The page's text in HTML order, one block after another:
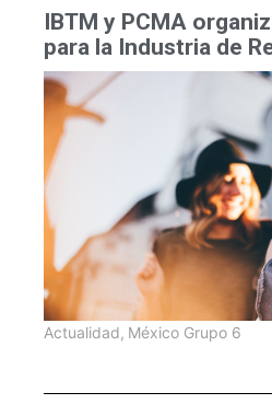
IBTM y PCMA
para la Industria de
Actualidad, México Grupo 6